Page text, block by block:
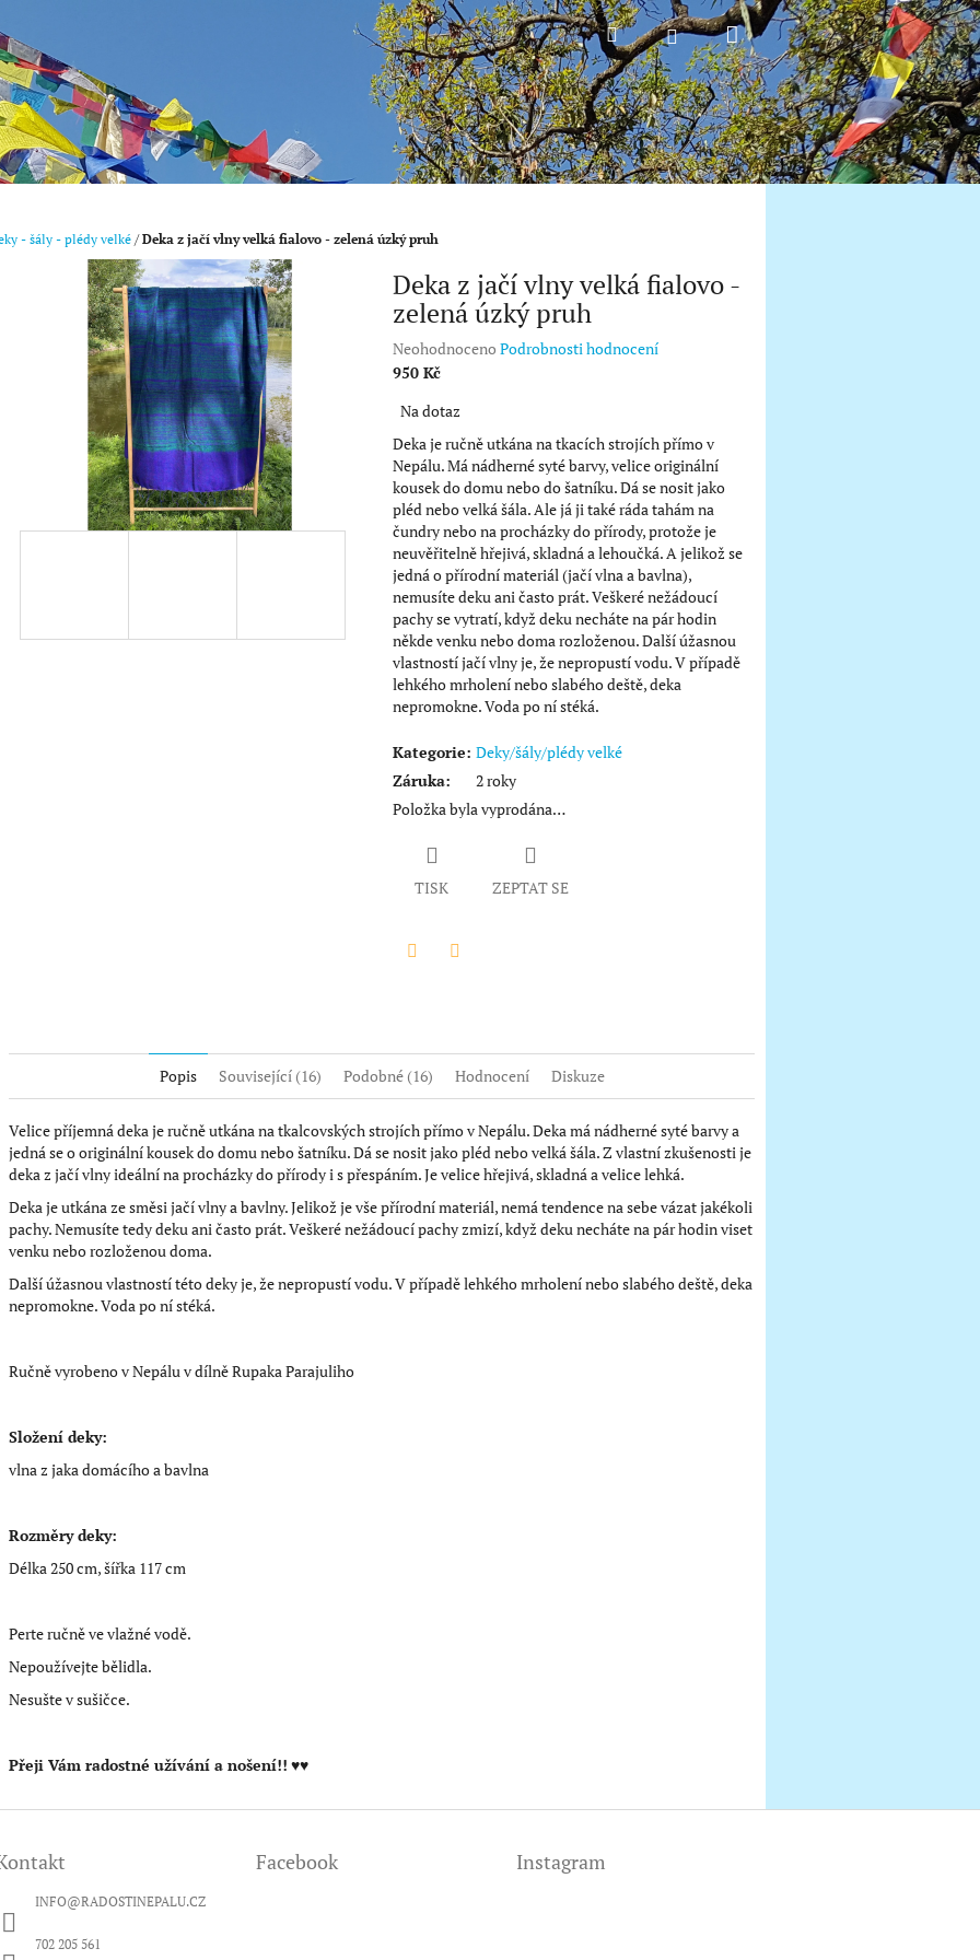
HledatPřihlášeníNákupní
košík
- šály - plédy velké/ Deka z jačí vlny velká fialovo - zelená úzký pruh
Deka z jačí vlny velká fialovo -
zelená úzký pruh
Průměrné
hodnocení
je
0,0
z
5
hvězdiček.
Neohodnoceno Podrobnosti hodnocení
950 Kč
cena:
Na dotaz
Deka je ručně utkána na tkacích strojích přímo v
Nepálu. Má nádherné syté barvy, velice originální
kousek do domu nebo do šatníku. Dá se nosit jako
pléd nebo velká šála. Ale já ji také ráda tahám na
čundry nebo na procházky do přírody, protože je
neuvěřitelně hřejivá, skladná a lehoučká. A jelikož se
jedná o přírodní materiál (jačí vlna a bavlna),
nemusíte deku ani často prát. Veškeré nežádoucí
pachy se vytratí, když deku necháte na pár hodin
někde venku nebo doma rozloženou. Další úžasnou
vlastností jačí vlny je, že nepropustí vodu. V případě
lehkého mrholení nebo slabého deště, deka
nepromokne. Voda po ní stéká.
Kategorie: Deky/šály/plédy velké
Záruka:
2 roky
Položka byla vyprodána…
TISK ZEPTAT SE
Popis Související (16) Podobné (16) Hodnocení Diskuze
Velice příjemná deka je ručně utkána na tkalcovských strojích přímo v Nepálu. Deka má nádherné syté barvy a
jedná se o originální kousek do domu nebo šatníku. Dá se nosit jako pléd nebo velká šála. Z vlastní zkušenosti je
deka z jačí vlny ideální na procházky do přírody i s přespáním. Je velice hřejivá, skladná a velice lehká.
Deka je utkána ze směsi jačí vlny a bavlny. Jelikož je vše přírodní materiál, nemá tendence na sebe vázat jakékoli
pachy. Nemusíte tedy deku ani často prát. Veškeré nežádoucí pachy zmizí, když deku necháte na pár hodin viset
venku nebo rozloženou doma.
Další úžasnou vlastností této deky je, že nepropustí vodu. V případě lehkého mrholení nebo slabého deště, deka
nepromokne. Voda po ní stéká.
Ručně vyrobeno v Nepálu v dílně Rupaka Parajuliho
Složení deky:
vlna z jaka domácího a bavlna
Rozměry deky:
Délka 250 cm, šířka 117 cm
Perte ručně ve vlažné vodě.
Nepoužívejte bělidla.
Nesušte v sušičce.
Přeji Vám radostné užívání a nošení!! ♥♥
INFO@RADOSTINEPALU.CZ
702 205 561
Facebook Instagram